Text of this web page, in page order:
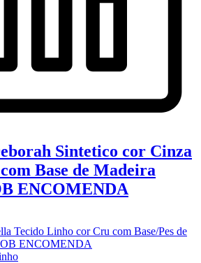
Sintetico cor Cinza
Base de Madeira
ENCOMENDA